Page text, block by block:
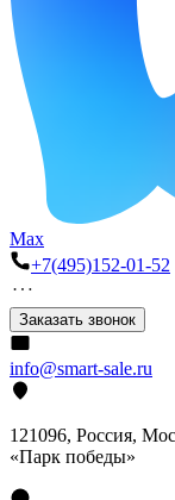
Max
+7(495)152-01-52
Заказать звонок
info@smart-sale.ru
121096, Россия,
«Парк победы»